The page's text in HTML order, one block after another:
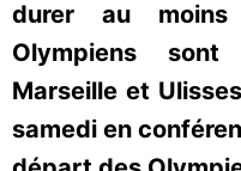
durer au moins
Olympiens
Marseille et
samedi en